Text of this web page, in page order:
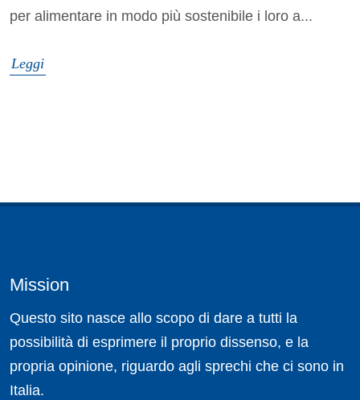
per alimentare in modo più sostenibile i loro a...
Leggi
Mission
Questo sito nasce allo scopo di dare a tutti la
possibilità di esprimere il proprio dissenso, e la
propria opinione, riguardo agli sprechi che ci sono in
Italia.